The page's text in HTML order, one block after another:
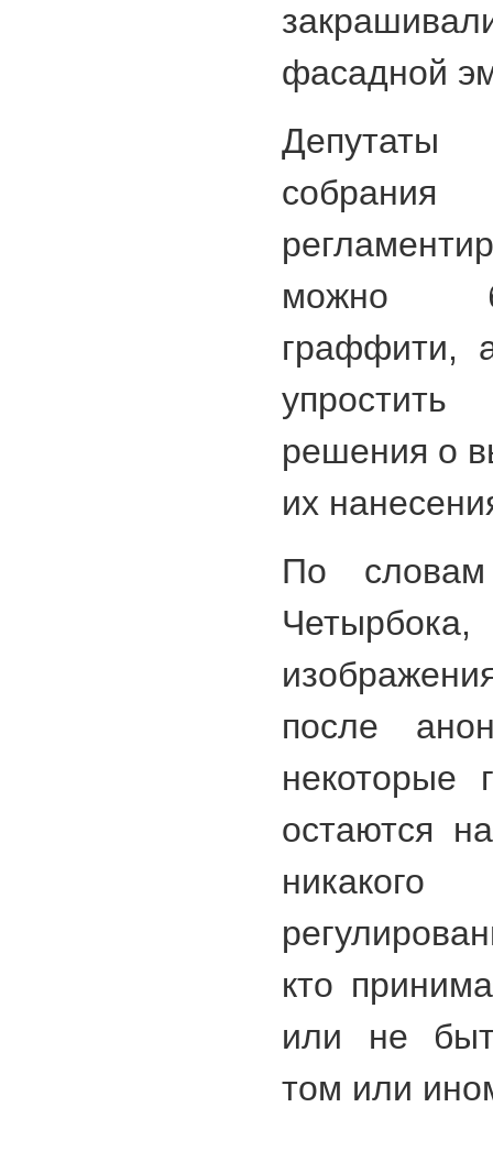
фасадной
Депутаты
можно
граффити,
упростить
решения о
их
По
после
некоторые
остаются
кто
или не
том или